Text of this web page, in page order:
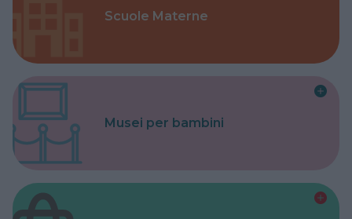
Scuole Materne
Musei per bambini